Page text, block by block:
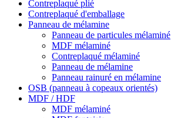
Contreplaqué plié
Contreplaqué d'emballage
Panneau de mélamine
Panneau de particules mélaminé
MDF mélaminé
Contreplaqué mélaminé
Panneau de mélamine
Panneau rainuré en mélamine
OSB (panneau à copeaux orientés)
MDF / HDF
MDF mélaminé